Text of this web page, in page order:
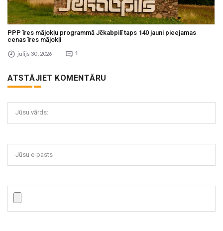
PPP īres mājokļu programmā Jēkabpilī taps 140 jauni pieejamas
cenas īres mājokļi
julijs 30 , 2026 1
ATSTĀJIET KOMENTĀRU
Jūsu vārds:
Jūsu e-pasts